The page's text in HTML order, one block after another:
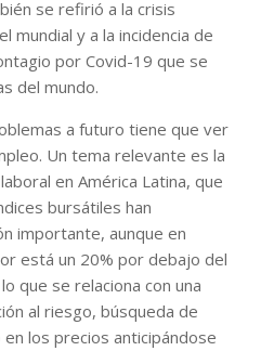
se refirió a la crisis
mundial y a la incidencia de
por Covid-19 que se
del mundo.
a futuro tiene que ver
Un tema relevante es la
en América Latina, que
bursátiles han
importante, aunque en
está un 20% por debajo del
que se relaciona con una
al riesgo, búsqueda de
los precios anticipándose